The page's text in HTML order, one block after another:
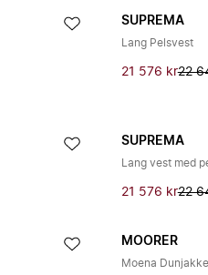
SUPREMA
Lang Pelsvest
21 576 kr22
SUPREMA
Lang vest med
21 576 kr22
MOORER
Moena Dunjakke